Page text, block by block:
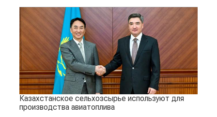
Казахстанское сельхозсырье используют для
производства авиатоплива